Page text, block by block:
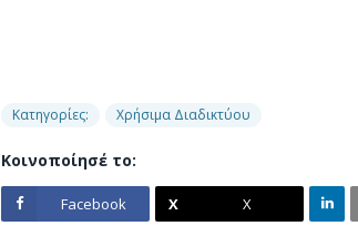
Κατηγορίες: Χρήσιμα Διαδικτύου
Κοινοποίησέ το:
Facebook
X